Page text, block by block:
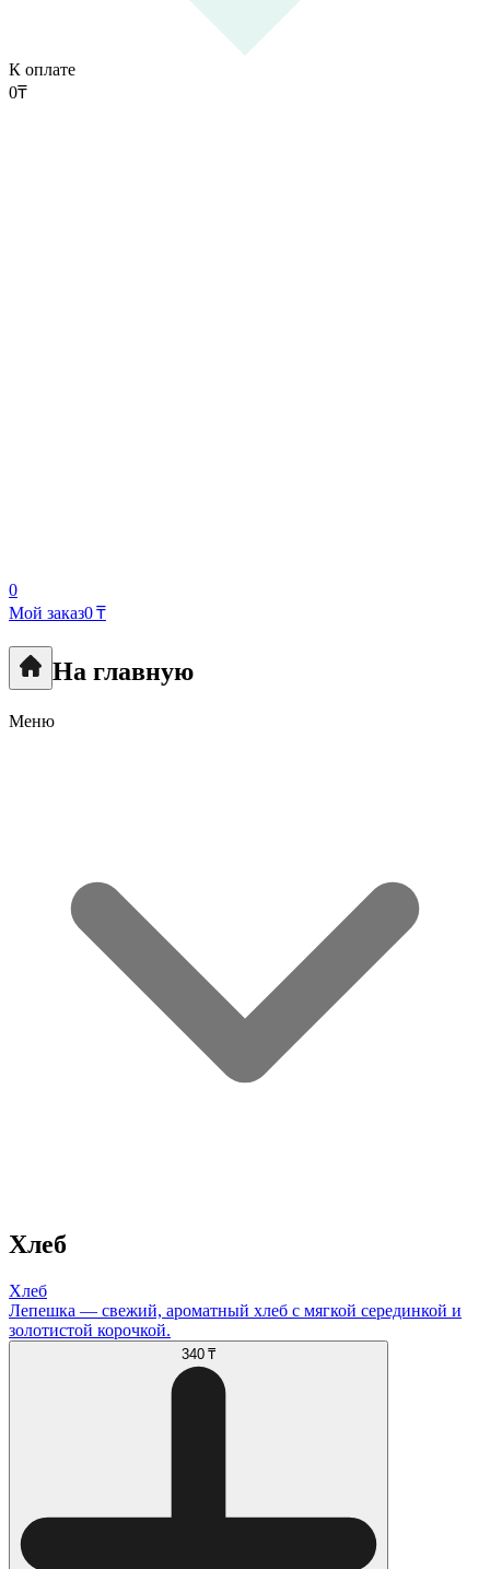
К оплате
0₸
0
Мой заказ0 ₸
На главную
Меню
Хлеб
Хлеб
Лепешка — свежий, ароматный хлеб с мягкой серединкой и
золотистой корочкой.
340 ₸